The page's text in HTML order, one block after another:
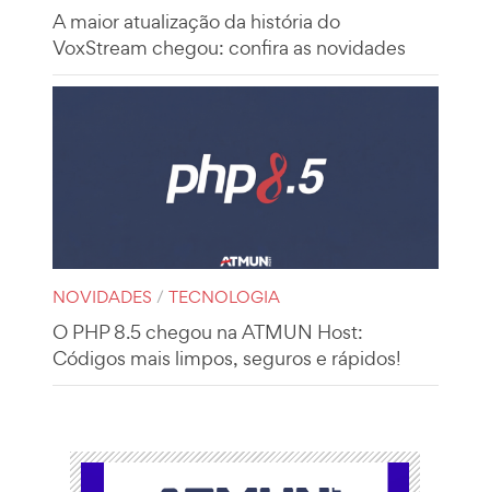
A maior atualização da história do
VoxStream chegou: confira as novidades
NOVIDADES / TECNOLOGIA
O PHP 8.5 chegou na ATMUN Host:
Códigos mais limpos, seguros e rápidos!